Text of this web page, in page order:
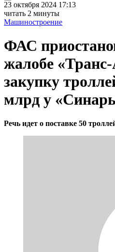
23 октября 2024 17:13
читать 2 минуты
Машиностроение
ФАС
жалобе
закупку
млрд у
Речь идет о поставке 50